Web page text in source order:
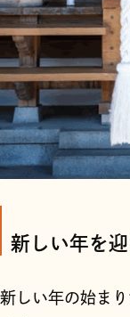
新しい年を
新しい年の始ま